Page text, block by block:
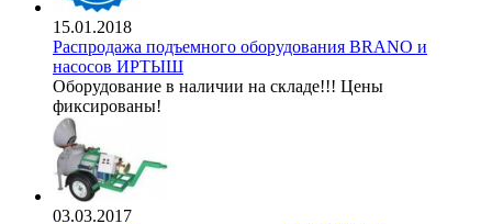
15.01.2018
Распродажа подъемного оборудования BRANO и
насосов ИРТЫШ
Оборудование в наличии на складе!!! Цены
фиксированы!
03.03.2017